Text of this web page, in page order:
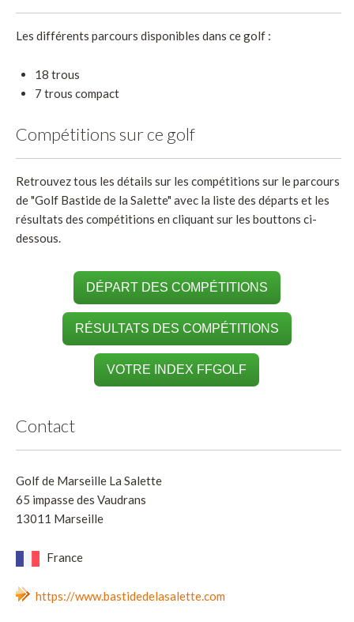
Les différents parcours disponibles dans ce golf :
18 trous
7 trous compact
Compétitions sur ce golf
Retrouvez tous les détails sur les compétitions sur le parcours
de "Golf Bastide de la Salette" avec la liste des départs et les
résultats des compétitions en cliquant sur les bouttons ci-
dessous.
DÉPART DES COMPÉTITIONS
RÉSULTATS DES COMPÉTITIONS
VOTRE INDEX FFGOLF
Contact
Golf de Marseille La Salette
65 impasse des Vaudrans
13011 Marseille
France
https://www.bastidedelasalette.com